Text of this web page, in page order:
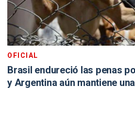
OFICIAL
Brasil endureció las penas
y Argentina aún mantiene